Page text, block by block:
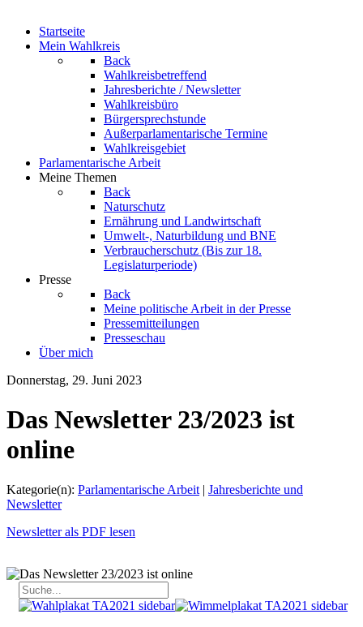
Startseite
Mein Wahlkreis
Back
Wahlkreisbetreffend
Jahresberichte / Newsletter
Wahlkreisbüro
Bürgersprechstunde
Außerparlamentarische Termine
Wahlkreisgebiet
Parlamentarische Arbeit
Meine Themen
Back
Naturschutz
Ernährung und Landwirtschaft
Umwelt-, Naturbildung und BNE
Verbraucherschutz (Bis zur 18.
Legislaturperiode)
Presse
Back
Meine politische Arbeit in der Presse
Pressemitteilungen
Presseschau
Über mich
Donnerstag, 29. Juni 2023
Das Newsletter 23/2023 ist
online
Kategorie(n): Parlamentarische Arbeit | Jahresberichte und
Newsletter
Newsletter als PDF lesen